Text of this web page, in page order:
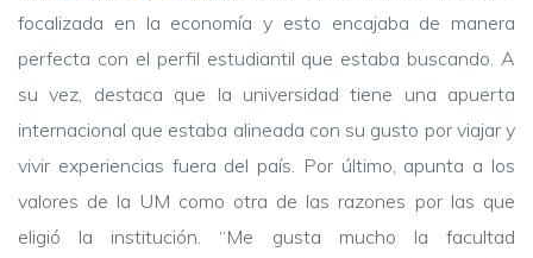
focalizada en la economía y esto encajaba de manera
perfecta con el perfil estudiantil que estaba buscando. A
su vez, destaca que la universidad tiene una apuerta
internacional que estaba alineada con su gusto por viajar y
vivir experiencias fuera del país. Por último, apunta a los
valores de la UM como otra de las razones por las que
eligió la institución. “Me gusta mucho la facultad